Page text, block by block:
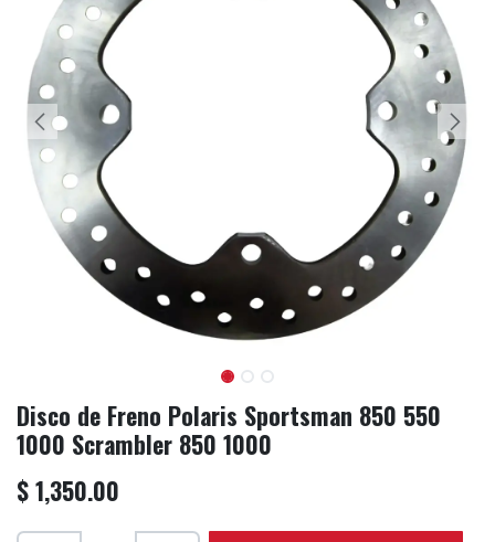
Disco de Freno Polaris Sportsman 850 550
1000 Scrambler 850 1000
$1,350.00